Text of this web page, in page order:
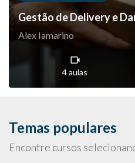
Gestão de Delivery e
Alex Iamarino
4 aulas
Temas populares
Encontre cursos